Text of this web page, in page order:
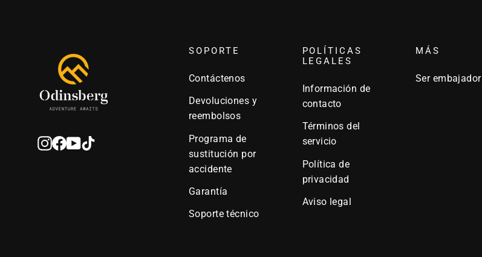
Instagram
Facebook
YouTube
SOPORTE
Contáctenos
Devoluciones y
reembolsos
Programa de
sustitución por
accidente
Garantía
Soporte técnico
POLÍTICAS
LEGALES
Información de
contacto
Términos del
servicio
Política de
privacidad
Aviso legal
MÁS
Ser embajador